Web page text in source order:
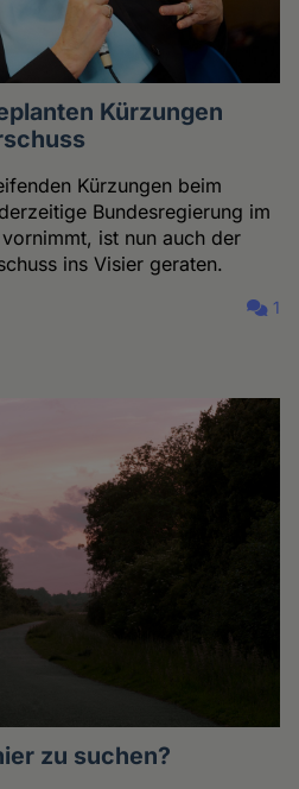
Kürzungen
Kürzungen beim
Bundesregierung im
ist nun auch der
ins Visier geraten.
1
zu suchen?